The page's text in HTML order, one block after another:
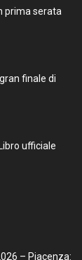
prima serata
finale di
ufficiale
– Piacenza: